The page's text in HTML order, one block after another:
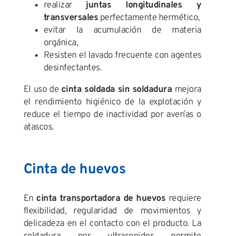
realizarjuntas longitudinales y
transversales perfectamente hermético,
evitar la acumulación de materia
orgánica,
Resisten el lavado frecuente con agentes
desinfectantes.
El uso de cinta soldada sin soldadura mejora
el rendimiento higiénico de la explotación y
reduce el tiempo de inactividad por averías o
atascos.
Cinta de huevos
En cinta transportadora de huevos requiere
flexibilidad, regularidad de movimientos y
delicadeza en el contacto con el producto. La